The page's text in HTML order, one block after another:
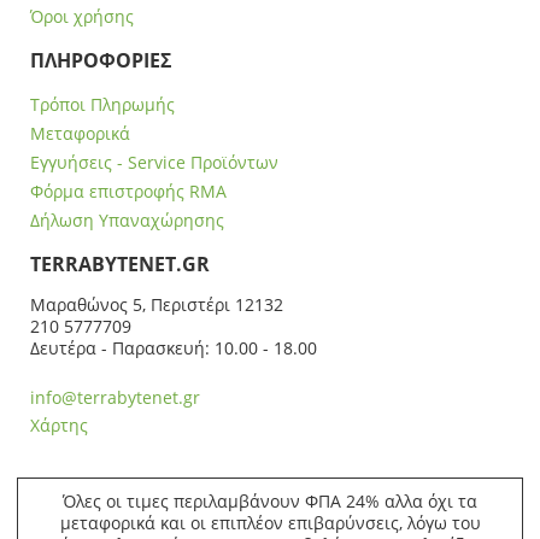
Όροι χρήσης
ΠΛΗΡΟΦΟΡΙΕΣ
Τρόποι Πληρωμής
Μεταφορικά
Εγγυήσεις - Service Προϊόντων
Φόρμα επιστροφής RMA
Δήλωση Υπαναχώρησης
ΤERRABYTENET.GR
Μαραθώνος 5, Περιστέρι 12132
210 5777709
Δευτέρα - Παρασκευή: 10.00 - 18.00
info@terrabytenet.gr
Χάρτης
Όλες οι τιμες περιλαμβάνουν ΦΠΑ 24% αλλα όχι τα
μεταφορικά και οι επιπλέον επιβαρύνσεις, λόγω του